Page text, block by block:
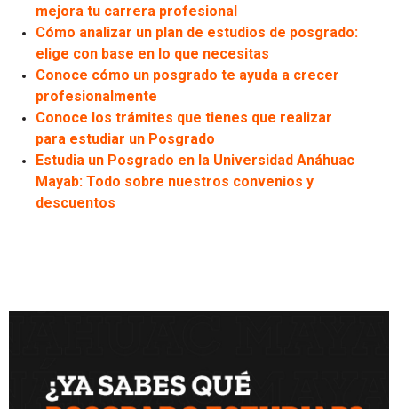
mejora tu carrera profesional
Cómo analizar un plan de estudios de posgrado:
elige con base en lo que necesitas
Conoce cómo un posgrado te ayuda a crecer
profesionalmente
Conoce los trámites que tienes que realizar
para estudiar un Posgrado
Estudia un Posgrado en la Universidad Anáhuac
Mayab: Todo sobre nuestros convenios y
descuentos